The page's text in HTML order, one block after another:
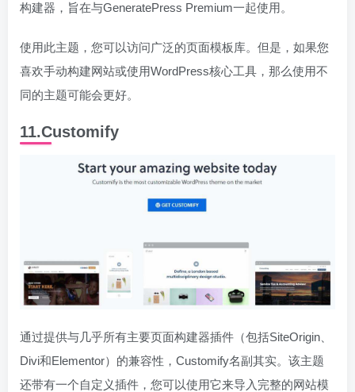
构建器，旨在与GeneratePress Premium一起使用。
使用此主题，您可以访问广泛的页面模板库。但是，如果您
喜欢手动构建网站或使用WordPress核心工具，那么使用不
同的主题可能会更好。
11.Customify
通过提供与几乎所有主要页面构建器插件（包括SiteOrigin、
Divi和Elementor）的兼容性，Customify名副其实。该主题
还带有一个自定义插件，您可以使用它来导入完整的网站模